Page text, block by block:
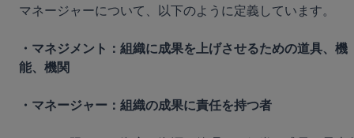
マネージャーについて、以下のように定義しています。
・マネジメント：組織に成果を上げさせるための道具、機
能、機関
・マネージャー：組織の成果に責任を持つ者